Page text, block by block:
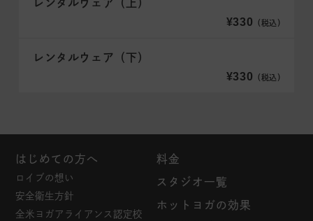
レンタルウェア（上）
¥330
（税込）
レンタルウェア（下）
¥330
（税込）
はじめての方へ
ロイブの想い
安全衛生方針
全米ヨガアライアンス認定校
料金
スタジオ一覧
ホットヨガの効果